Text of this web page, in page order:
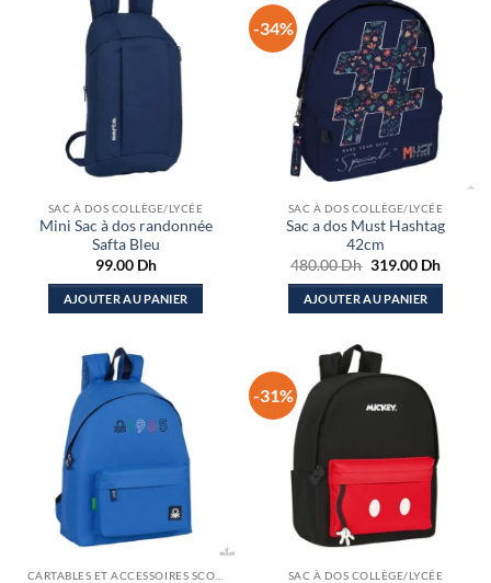
SAC À DOS COLLÈGE/LYCÉE
Mini Sac à dos randonnée
Safta Bleu
99.00 Dh
AJOUTER AU PANIER
-34%
SAC À DOS COLLÈGE/LYCÉE
Sac a dos Must Hashtag
42cm
480.00Dh Le
initial
était :
319.00 DhLe
actuel
AJOUTER AU PANIER
-31%
SAC À DOS COLLÈGE/LYCÉE